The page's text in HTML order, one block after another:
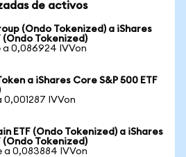
de activos
(Ondo Tokenized) a iShares
(Ondo Tokenized)
a 0,086924 IVVon
a iShares Core S&P 500 ETF
0,001287 IVVon
ETF (Ondo Tokenized) a iShares
(Ondo Tokenized)
a 0,083884 IVVon